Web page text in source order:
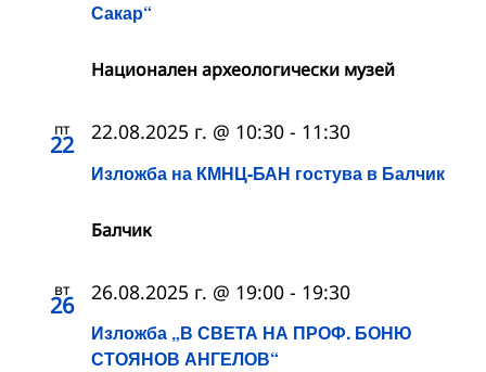
Сакар“
Национален археологически музей
пт
22
Изложба на КМНЦ-БАН гостува в Балчик
22.08.2025 г. @ 10:30 - 11:30
Балчик
вт
26
Изложба „В СВЕТА НА ПРОФ. БОНЮ
СТОЯНОВ АНГЕЛОВ“
26.08.2025 г. @ 19:00 - 19:30